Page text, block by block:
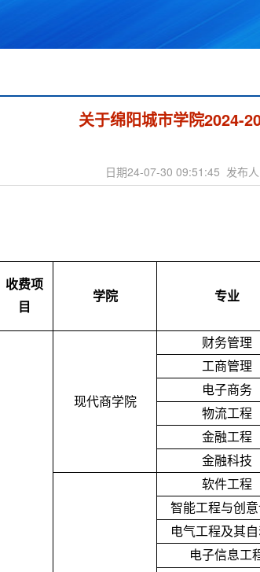
关于绵阳城市学院2024-
日期24-07-30 09:51:45 发布人
收费项
目
学院 专业
现代商学院
财务管理
工商管理
电子商务
物流工程
金融工程
金融科技
软件工程
智能工程与创
电气工程及其
电子信息工